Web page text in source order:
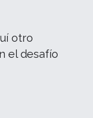
otro
el desafío